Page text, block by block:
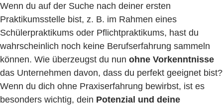
Wenn du auf der Suche nach deiner ersten
Praktikumsstelle bist, z. B. im Rahmen eines
Schülerpraktikums oder Pflichtpraktikums, hast du
wahrscheinlich noch keine Berufserfahrung sammeln
können. Wie überzeugst du nun ohne Vorkenntnisse
das Unternehmen davon, dass du perfekt geeignet bist?
Wenn du dich ohne Praxiserfahrung bewirbst, ist es
besonders wichtig, dein Potenzial und deine